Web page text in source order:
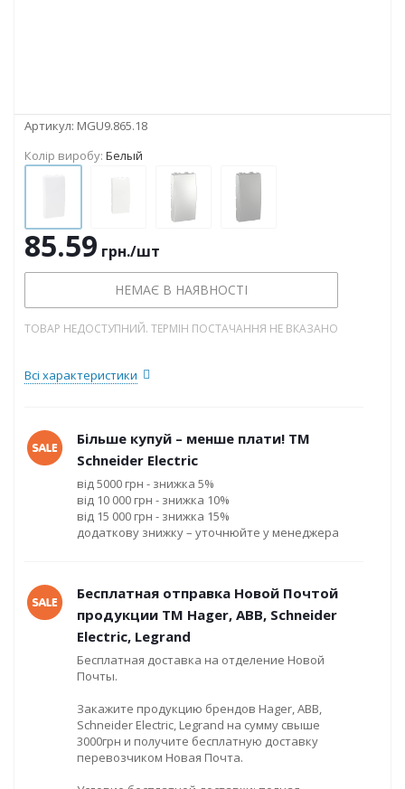
Артикул: MGU9.865.18
Колір виробу: Белый
85.59 грн./шт
НЕМАЄ В НАЯВНОСТІ
ТОВАР НЕДОСТУПНИЙ. ТЕРМІН ПОСТАЧАННЯ НЕ ВКАЗАНО
Всі характеристики
Більше купуй – менше плати! ТМ
Schneider Electric
від 5000 грн - знижка 5%
від 10 000 грн - знижка 10%
від 15 000 грн - знижка 15%
додаткову знижку – уточнюйте у менеджера
Бесплатная отправка Новой Почтой
продукции ТМ Hager, ABB, Schneider
Electric, Legrand
Бесплатная доставка на отделение Новой
Почты.
Закажите продукцию брендов Hager, ABB,
Schneider Electric, Legrand на сумму свыше
3000грн и получите бесплатную доставку
перевозчиком Новая Почта.